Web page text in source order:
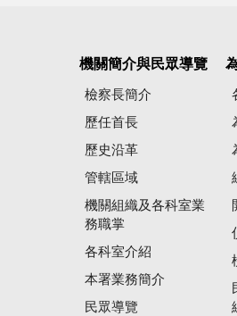
機關簡介與民眾導覽
檢察長簡介
歷任首長
歷史沿革
管轄區域
機關組織及各科室業
務職掌
各科室介紹
本署業務簡介
民眾導覽